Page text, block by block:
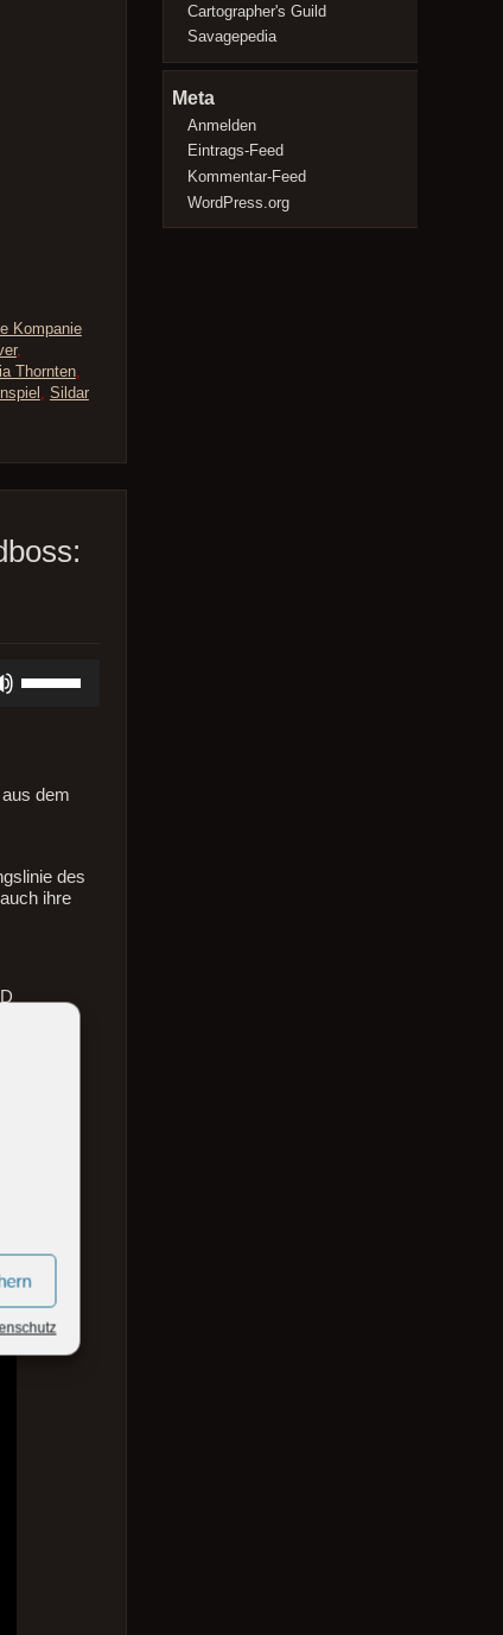
Kompanie
,
Thornten,
Sildar
Hoch/Runter
zudem
des
ihre
Cartographer's Guild
Savagepedia
Meta
Anmelden
Eintrags-Feed
Kommentar-Feed
WordPress.org